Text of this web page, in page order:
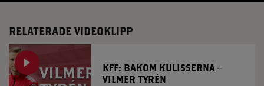
RELATERADE VIDEOKLIPP
KFF: BAKOM KULISSERNA –
VILMER TYRÉN